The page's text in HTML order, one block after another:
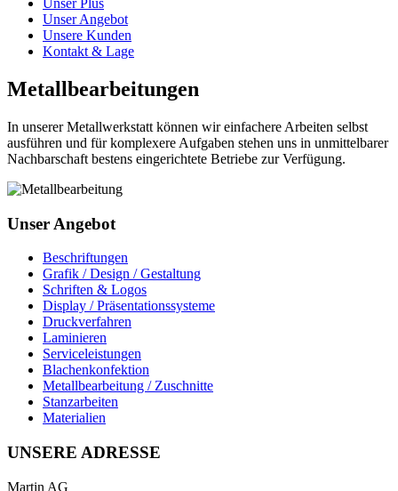
Unser Plus
Unser Angebot
Unsere Kunden
Kontakt & Lage
Metallbearbeitungen
In unserer Metallwerkstatt können wir einfachere Arbeiten selbst
ausführen und für komplexere Aufgaben stehen uns in unmittelbarer
Nachbarschaft bestens eingerichtete Betriebe zur Verfügung.
Unser Angebot
Beschriftungen
Grafik / Design / Gestaltung
Schriften & Logos
Display / Präsentationssysteme
Druckverfahren
Laminieren
Serviceleistungen
Blachenkonfektion
Metallbearbeitung / Zuschnitte
Stanzarbeiten
Materialien
UNSERE ADRESSE
Martin AG